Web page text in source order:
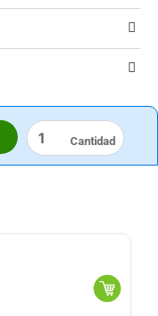
ESPONJA
CENTELLA
cantidad